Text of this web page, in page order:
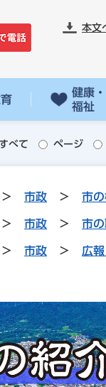
本文
健康
福祉
べて ページ
> 市政 > 市
> 市政 > 市
> 市政 > 広